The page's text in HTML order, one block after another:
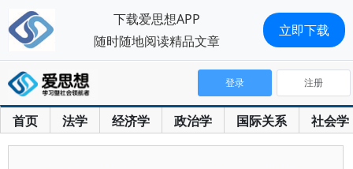
首页 法学 经济学 政治学 国际关系 社会学
登录 注册
下载爱思想APP
随时随地阅读精品文章
立即下载